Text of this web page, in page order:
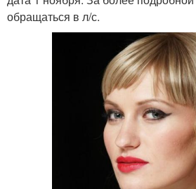
обращаться в л/с.